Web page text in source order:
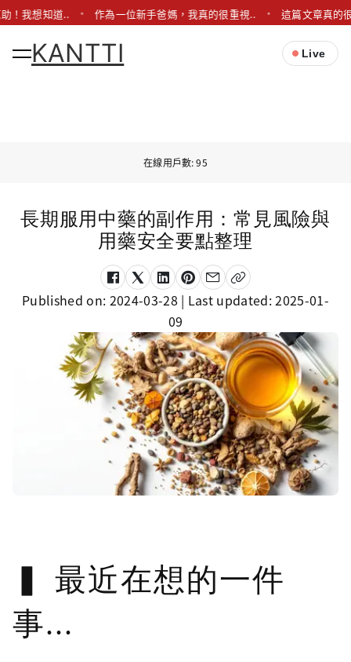
！我想知道.. 作為一位新手爸媽，我真的很重視.. 這篇文章真的
KANTTI Live
在線用戶數: 95
長期服用中藥的副作用：常見風險與
用藥安全要點整理
Published on: 2024-03-28 | Last updated:2025-01-
09
最近在想的一件
事...